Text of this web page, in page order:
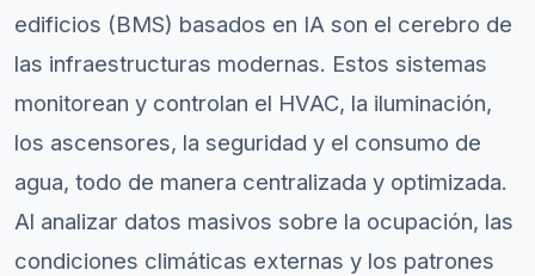
edificios (BMS) basados en IA son el cerebro de
las infraestructuras modernas. Estos sistemas
monitorean y controlan el HVAC, la iluminación,
los ascensores, la seguridad y el consumo de
agua, todo de manera centralizada y optimizada.
Al analizar datos masivos sobre la ocupación, las
condiciones climáticas externas y los patrones